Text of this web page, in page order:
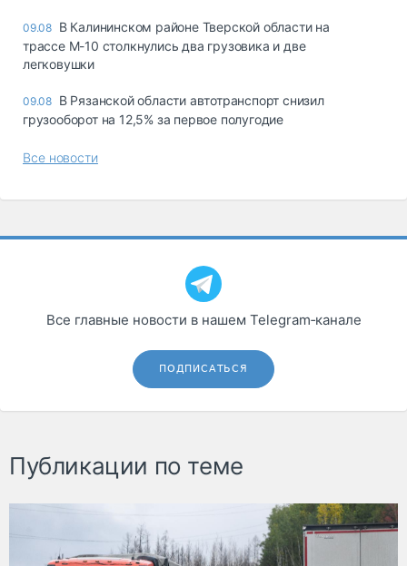
09.08 В Калининском районе Тверской области на
трассе М-10 столкнулись два грузовика и две
легковушки
09.08 В Рязанской области автотранспорт снизил
грузооборот на 12,5% за первое полугодие
Все новости
Все главные новости в нашем Telegram‑канале
ПОДПИСАТЬСЯ
Публикации по теме